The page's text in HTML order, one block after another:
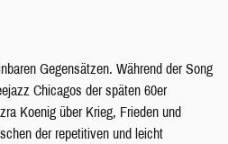
Gegensätzen. Während der Song
Chicagos der späten 60er
Koenig über Krieg, Frieden und
der repetitiven und leicht